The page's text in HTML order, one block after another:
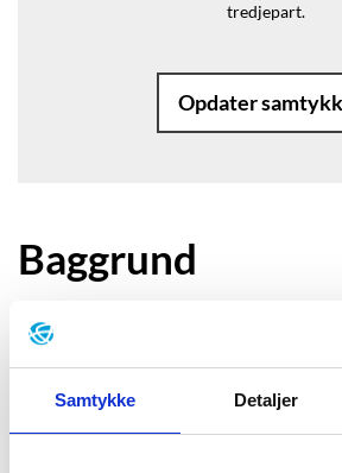
Samtykke Detaljer
tredjepart.
Opdater
Baggrund
”Nadim er 8 år. Han
København fra et andet
nemlig krig, der hvor